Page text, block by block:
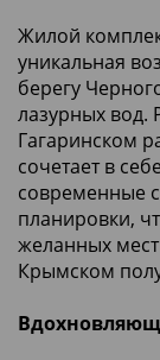
Жилой
уникальная
берегу
лазурных
Гагаринском
сочетает в
современные
планировки,
желанных
Крымском